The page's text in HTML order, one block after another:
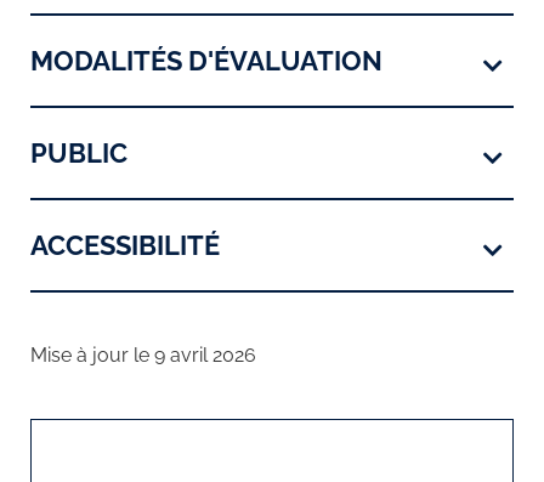
MODALITÉS D'ÉVALUATION
PUBLIC
ACCESSIBILITÉ
Mise à jour le 9 avril 2026